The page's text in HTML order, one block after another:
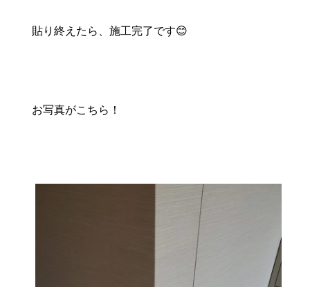
貼り終えたら、施工完了です😊
お写真がこちら！